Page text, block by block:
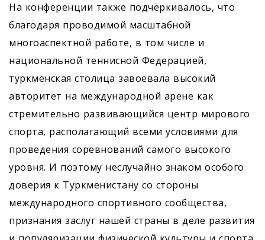
На конференции также подчёркивалось, что
благодаря проводимой масштабной
многоаспектной работе, в том числе и
национальной теннисной Федерацией,
туркменская столица завоевала высокий
авторитет на международной арене как
стремительно развивающийся центр мирового
спорта, располагающий всеми условиями для
проведения соревнований самого высокого
уровня. И поэтому неслучайно знаком особого
доверия к Туркменистану со стороны
международного спортивного сообщества,
признания заслуг нашей страны в деле развития